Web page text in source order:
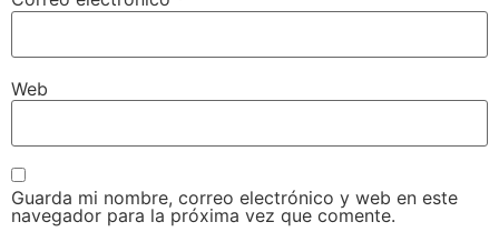
Web
Guarda mi nombre, correo electrónico y web en este
navegador para la próxima vez que comente.